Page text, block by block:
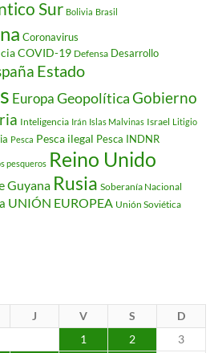
Sur Bolivia Brasil
Coronavirus
COVID-19 Defensa Desarrollo
Estado
EuropaGeopolíticaGobierno
Inteligencia Irán Islas Malvinas Israel Litigio
Pesca Pesca ilegal Pesca INDNR
pesqueros Reino Unido
Guyana Rusia Soberanía Nacional
UNIÓN EUROPEA Unión Soviética
J V S
D
1
2
3